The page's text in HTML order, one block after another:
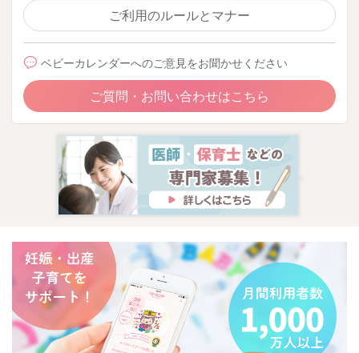
ご利用のルールとマナー
ベビーカレンダーへのご意見をお聞かせください
ご質問・お問い合わせはこちら